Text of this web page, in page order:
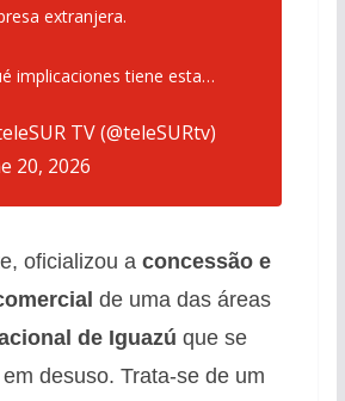
extranjera.
implicaciones tiene esta…
TV (@teleSURtv)
20, 2026
oficializou a concessão e
de uma das áreas
de Iguazú que se
desuso. Trata-se de um